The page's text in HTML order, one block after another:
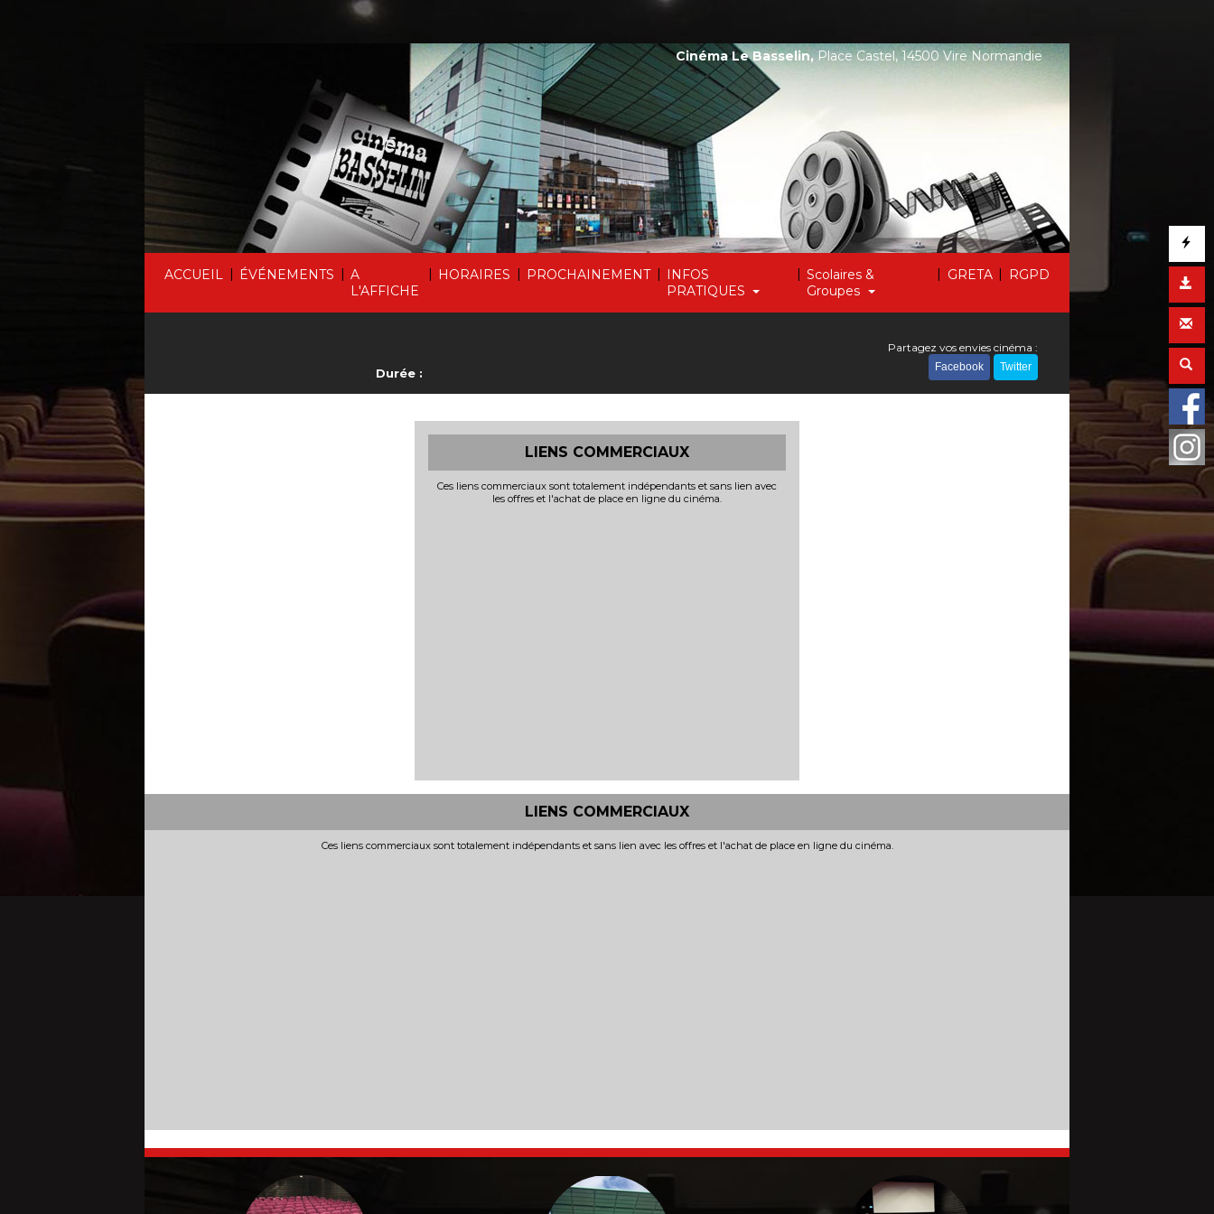
ACCUEIL | ÉVÉNEMENTS | A
L'AFFICHE
| HORAIRES | PROCHAINEMENT | INFOS
PRATIQUES
| Scolaires &
Groupes
| GRETA | RGPD
Cinéma Le Basselin,Place Castel, 14500 Vire Normandie
Durée :
Partagez vos envies cinéma :
Facebook Twitter
LIENS COMMERCIAUX
Ces liens commerciaux sont totalement indépendants et sans lien avec
les offres et l'achat de place en ligne du cinéma.
LIENS COMMERCIAUX
Ces liens commerciaux sont totalement indépendants et sans lien avec les offres et l'achat de place en ligne du cinéma.